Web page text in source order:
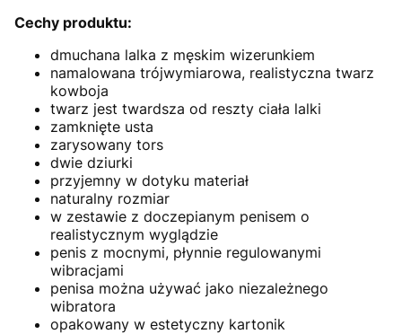
Cechy produktu:
dmuchana lalka z męskim wizerunkiem
namalowana trójwymiarowa, realistyczna twarz
kowboja
twarz jest twardsza od reszty ciała lalki
zamknięte usta
zarysowany tors
dwie dziurki
przyjemny w dotyku materiał
naturalny rozmiar
w zestawie z doczepianym penisem o
realistycznym wyglądzie
penis z mocnymi, płynnie regulowanymi
wibracjami
penisa można używać jako niezależnego
wibratora
opakowany w estetyczny kartonik